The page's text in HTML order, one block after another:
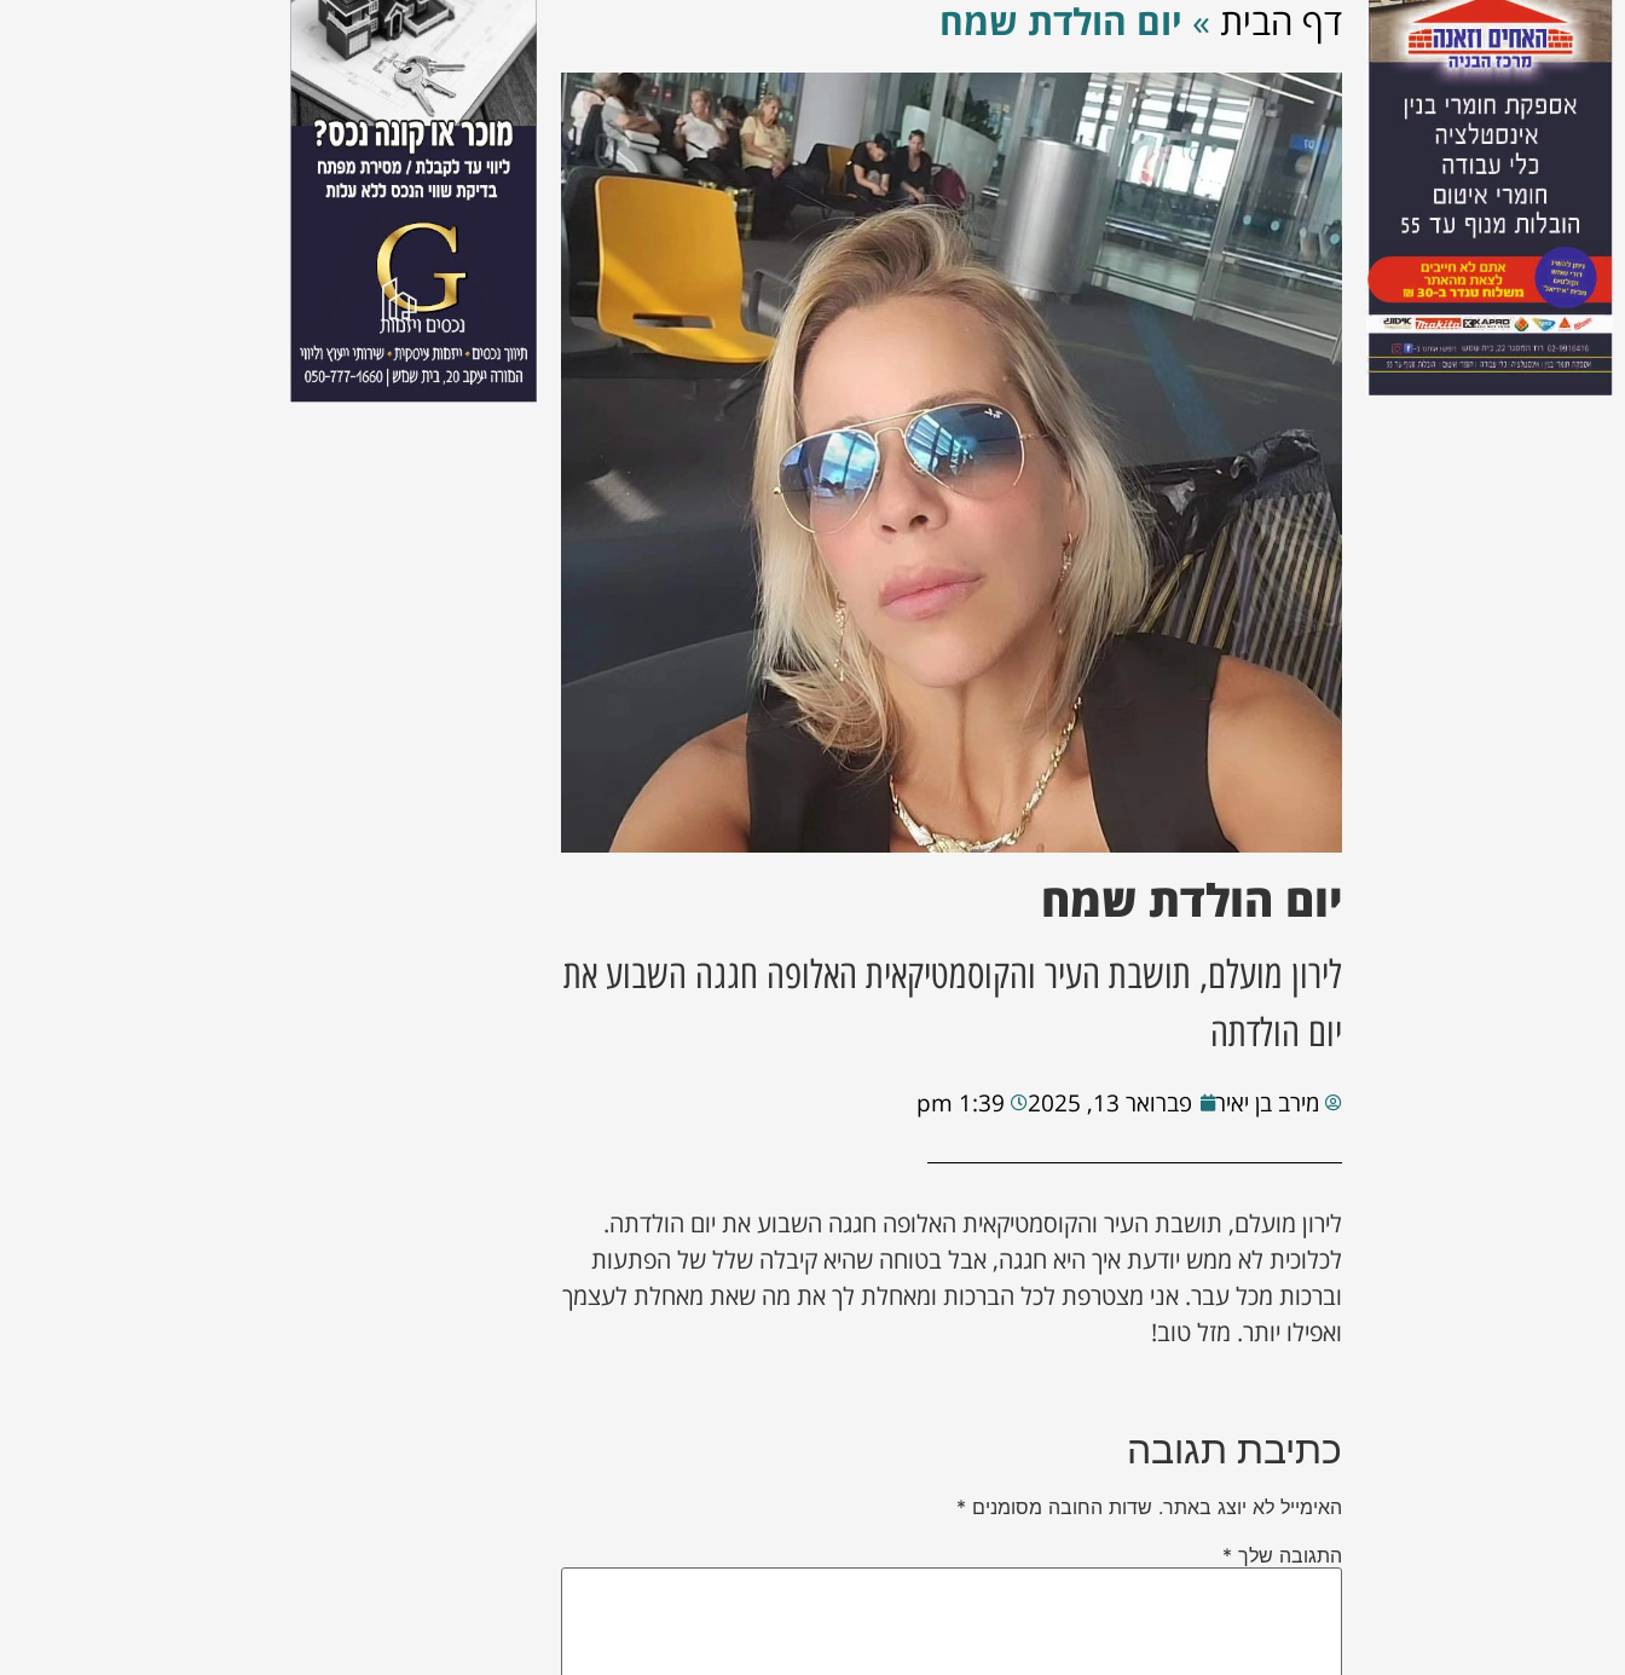
דף הבית » יום הולדת שמח
יום הולדת שמח
לירון מועלם, תושבת העיר והקוסמטיקאית האלופה חגגה השבוע את
יום הולדתה
מירב בן יאיר פברואר 13, 2025 1:39 pm
לירון מועלם, תושבת העיר והקוסמטיקאית האלופה חגגה השבוע את יום הולדתה.
לכלוכית לא ממש יודעת איך היא חגגה, אבל בטוחה שהיא קיבלה שלל של הפתעות
וברכות מכל עבר. אני מצטרפת לכל הברכות ומאחלת לך את מה שאת מאחלת לעצמך
ואפילו יותר. מזל טוב!
כתיבת תגובה
האימייל לא יוצג באתר. שדות החובה מסומנים *
התגובה שלך *